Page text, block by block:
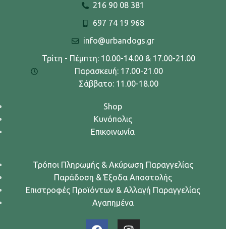
216 90 08 381
697 74 19 968
info@urbandogs.gr
Τρίτη - Πέμπτη: 10.00-14.00 & 17.00-21.00
Παρασκευή: 17.00-21.00
Σάββατο: 11.00-18.00
Shop
Κυνόπολις
Επικοινωνία
Τρόποι Πληρωμής & Ακύρωση Παραγγελίας
Παράδοση & Έξοδα Αποστολής
Επιστροφές Προϊόντων & Αλλαγή Παραγγελίας
Αγαπημένα